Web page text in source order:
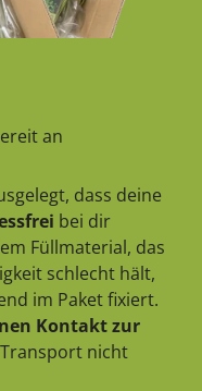
an
dass deine
bei dir
Füllmaterial, das
schlecht hält,
im Paket fixiert.
Kontakt zur
nicht